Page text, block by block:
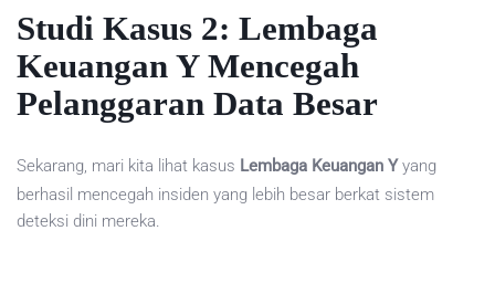
Studi Kasus 2: Lembaga
Keuangan Y Mencegah
Pelanggaran Data Besar
Sekarang, mari kita lihat kasus Lembaga Keuangan Yyang
berhasil mencegah insiden yang lebih besar berkat sistem
deteksi dini mereka.